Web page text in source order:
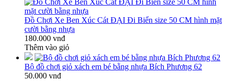
Đồ Chơi Xe Ben Xúc Cát ĐẠI Đi Biển size 50 CM hình mặt
cười bằng nhựa
180.000 vnđ
Thêm vào giỏ
Bộ đồ chơi giỏ xách em bé bằng nhựa Bích Phương 62
50.000 vnđ